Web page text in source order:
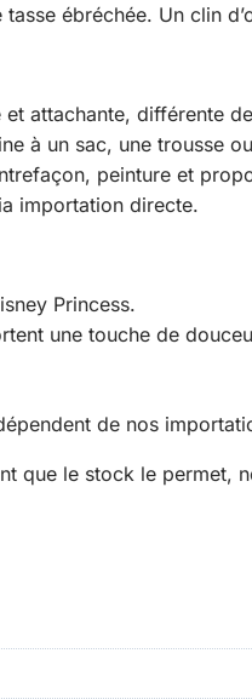
ébréchée. Un clin
attachante, différente
à un sac, une trousse
peinture et
importation directe.
Princess.
une touche de
de nos
que le stock le permet,